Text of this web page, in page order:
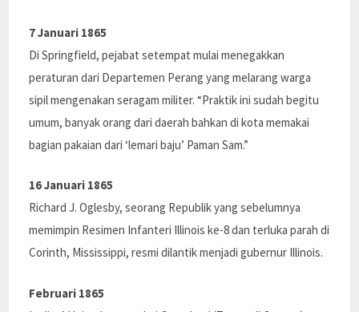
7 Januari 1865
Di Springfield, pejabat setempat mulai menegakkan
peraturan dari Departemen Perang yang melarang warga
sipil mengenakan seragam militer. “Praktik ini sudah begitu
umum, banyak orang dari daerah bahkan di kota memakai
bagian pakaian dari ‘lemari baju’ Paman Sam.”
16 Januari 1865
Richard J. Oglesby, seorang Republik yang sebelumnya
memimpin Resimen Infanteri Illinois ke-8 dan terluka parah di
Corinth, Mississippi, resmi dilantik menjadi gubernur Illinois.
Februari 1865